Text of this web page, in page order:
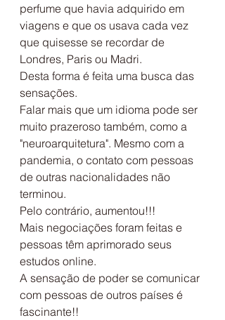
perfume que havia adquirido em
viagens e que os usava cada vez
que quisesse se recordar de
Londres, Paris ou Madri.
Desta forma é feita uma busca das
sensações.
Falar mais que um idioma pode ser
muito prazeroso também, como a
"neuroarquitetura". Mesmo com a
pandemia, o contato com pessoas
de outras nacionalidades não
terminou.
Pelo contrário, aumentou!!!
Mais negociações foram feitas e
pessoas têm aprimorado seus
estudos online.
A sensação de poder se comunicar
com pessoas de outros países é
fascinante!!